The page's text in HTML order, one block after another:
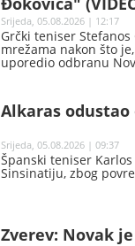
Srijeda, 05.08.2026 | 12:17
Grčki teniser
mrežama nakon što
uporedio odbranu
Alkaras
Srijeda, 05.08.2026 | 09:37
Španski teniser
Sinsinatiju, zbog
Zverev: Novak